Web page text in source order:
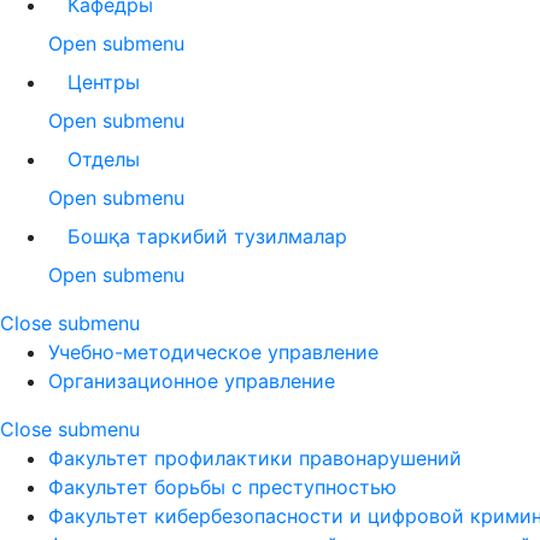
Кафедры
Open submenu
Центры
Open submenu
Отделы
Open submenu
Бошқа таркибий тузилмалар
Open submenu
Close submenu
Учебно-методическое управление
Организационное управление
Close submenu
Факультет профилактики правонарушений
Факультет борьбы с преступностью
Факультет кибербезопасности и цифровой